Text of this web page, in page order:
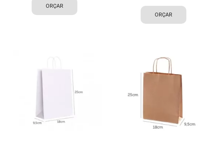
ORÇAR
ORÇAR